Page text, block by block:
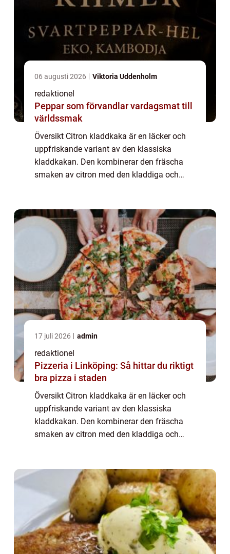
06 augusti 2026 Viktoria Uddenholm
redaktionel
Peppar som förvandlar vardagsmat till
världssmak
Översikt Citron kladdkaka är en läcker och
uppfriskande variant av den klassiska
kladdkakan. Den kombinerar den fräscha
smaken av citron med den kladdiga och
ge dig...
17 juli 2026 admin
redaktionel
Pizzeria i Linköping: Så hittar du riktigt
bra pizza i staden
Översikt Citron kladdkaka är en läcker och
uppfriskande variant av den klassiska
kladdkakan. Den kombinerar den fräscha
smaken av citron med den kladdiga och
ge dig...